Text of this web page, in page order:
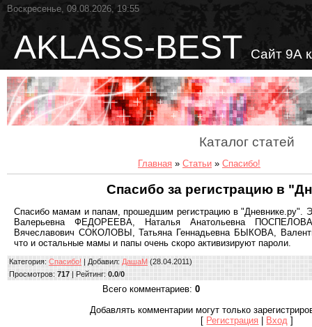
Воскресенье, 09.08.2026, 19:55
AKLASS-BEST Сайт 9А
Каталог статей
Главная » Статьи » Спасибо!
Спасибо за регистрацию в
Спасибо мамам и папам, прошедшим регистрацию в
Валерьевна ФЕДОРЕЕВА, Наталья Анатольевна
Вячеславович СОКОЛОВЫ, Татьяна Геннадьевна БЫКОВА,
что и остальные мамы и папы очень скоро активизируют пароли.
Категория: Спасибо! Добавил: ДашаМ (28.04.2011)
Просмотров: 717 Рейтинг: 0.0/0
Всего комментариев: 0
Добавлять комментарии могут только
[ Регистрация Вход ]